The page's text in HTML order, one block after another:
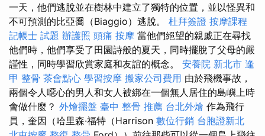
一天，他們逃脫並在樹林中建立了獨特的位置，並以怪異和
不可預測的比亞喬（Biaggio）逃脫。 杜拜簽證 按摩課程
記帳士 試題 辦護照 頭痛 按摩 當他們絕望的親戚正在尋找
他們時，他們享受了田園詩般的夏天，同時擺脫了父母的嚴
謹性，同時學習欣賞家庭和友誼的概念。 安養院 新北市 逢
甲 整骨 茶會點心 學習按摩 搬家公司費用 由於飛機事故，
兩個令人噁心的男人和女人被綁在一個無人居住的島嶼上時
會做什麼？ 外燴擺盤 臺中 整骨 推薦 台北外燴 作為飛行
員，奎因（哈里森·福特（Harrison 數位行銷 台胞證新北